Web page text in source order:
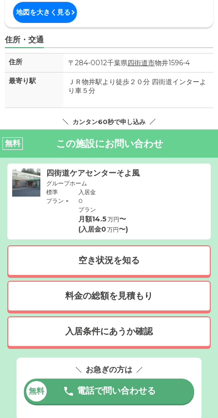
地図を大きく見る
住所・交通
住所 〒284-0012千葉県四街道市物井1596-4
最寄り駅
ＪＲ物井駅より徒歩２０分 四街道インターよ
り車５分
カンタン60秒で申し込み
無料 この施設にお問い合わせ
四街道ケアセンターそよ風
グループホーム
標準
プラン -
入居金
0
プラン
月額14.5万円〜
(入居金0万円〜)
空き状況を知る
料金の総額を見積もり
入居条件にあうか確認
お急ぎの方は
無料 電話で問い合わせる